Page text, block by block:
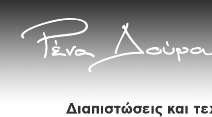
Διαπιστώσεις και